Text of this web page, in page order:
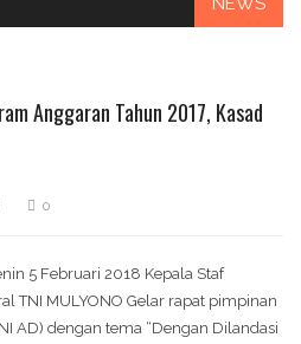
Anggaran Tahun 2017, Kasad
0
5 Februari 2018 Kepala Staf
TNI MULYONO Gelar rapat pimpinan
AD) dengan tema “Dengan Dilandasi